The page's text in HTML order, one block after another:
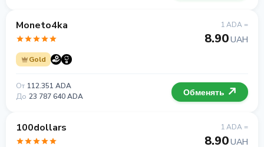
Moneto4ka
Gold
1 ADA =
8.90UAH
От 112.351 ADA
До 23 787 640 ADA Обменять
100dollars 1 ADA =
8.90UAH